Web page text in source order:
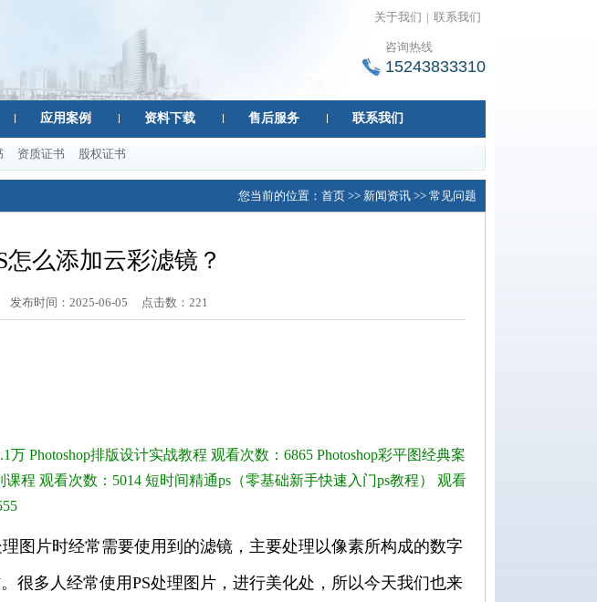
关于我们 | 联系我们
15243833310
咨询热线
应用案例 资料下载 售后服务 联系我们
资质证书 股权证书
您当前的位置： 首页 >> 新闻资讯 >> 常见问题
怎么添加云彩滤镜？
发布时间： 2025-06-05 点击数： 221
万 Photoshop排版设计实战教程 观看次数：6865 Photoshop彩平图经典案
课程 观看次数：5014 短时间精通ps（零基础新手快速入门ps教程）
观看
图片时经常需要使用到的滤镜，主要处理以像素所构成的数字
很多人经常使用PS处理图片，进行美化处，所以今天我们也来